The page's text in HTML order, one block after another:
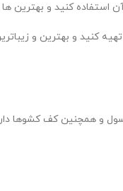
استفاده کنید و بهترین
و بهترین و
و همچنین کف کشوها